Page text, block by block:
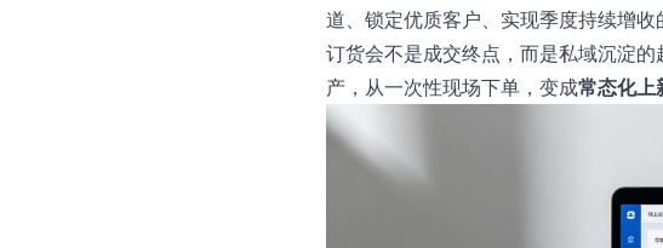
道、锁定优质客户、实现季度持续增收
订货会不是成交终点，而是私域沉淀
产，从一次性现场下单，变成常态化上